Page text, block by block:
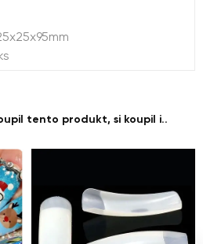
tento produkt, si koupil i..